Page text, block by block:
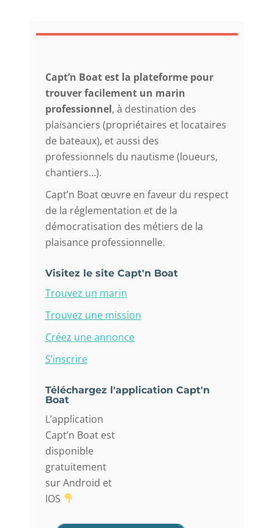
Capt’n Boat est la plateforme pour
trouver facilement un marin
professionnel, à destination des
plaisanciers (propriétaires et locataires
de bateaux), et aussi des
professionnels du nautisme (loueurs,
chantiers…).
Capt’n Boat œuvre en faveur du respect
de la réglementation et de la
démocratisation des métiers de la
plaisance professionnelle.
Visitez le site Capt'n Boat
Trouvez un marin
Trouvez une mission
Créez une annonce
S’inscrire
Téléchargez l'application Capt'n
Boat
L’application
Capt’n Boat est
disponible
gratuitement
sur Android et
IOS